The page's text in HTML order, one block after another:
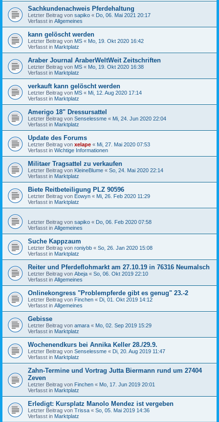
Sachkundenachweis Pferdehaltung
Letzter Beitrag von sapiko « Do, 06. Mai 2021 20:17
Verfasst in Allgemeines
kann gelöscht werden
Letzter Beitrag von MS « Mo, 19. Okt 2020 16:42
Verfasst in Marktplatz
Araber Journal AraberWeltWeit Zeitschriften
Letzter Beitrag von MS « Mo, 19. Okt 2020 16:38
Verfasst in Marktplatz
verkauft kann gelöscht werden
Letzter Beitrag von MS « Mi, 12. Aug 2020 17:14
Verfasst in Marktplatz
Amerigo 18" Dressursattel
Letzter Beitrag von Senselessme « Mi, 24. Jun 2020 22:04
Verfasst in Marktplatz
Update des Forums
Letzter Beitrag von xelape « Mi, 27. Mai 2020 07:53
Verfasst in Wichtige Informationen
Militaer Tragsattel zu verkaufen
Letzter Beitrag von KleineBlume « So, 24. Mai 2020 22:14
Verfasst in Marktplatz
Biete Reitbeteiligung PLZ 90596
Letzter Beitrag von Eowyn « Mi, 26. Feb 2020 11:29
Verfasst in Marktplatz
Letzter Beitrag von sapiko « Do, 06. Feb 2020 07:58
Verfasst in Allgemeines
Suche Kappzaum
Letzter Beitrag von roniybb « So, 26. Jan 2020 15:08
Verfasst in Marktplatz
Reiter und Pferdeflohmarkt am 27.10.19 in 76316 Neumalsch
Letzter Beitrag von Abeja « So, 06. Okt 2019 22:10
Verfasst in Allgemeines
Onlinekongress "Problempferde gibt es genug" 23.-2
Letzter Beitrag von Finchen « Di, 01. Okt 2019 14:12
Verfasst in Allgemeines
Gebisse
Letzter Beitrag von amara « Mo, 02. Sep 2019 15:29
Verfasst in Marktplatz
Wochenendkurs bei Annika Keller 28./29.9.
Letzter Beitrag von Senselessme « Di, 20. Aug 2019 11:47
Verfasst in Marktplatz
Zahn-Termine und Vortrag Jutta Biermann rund um 27404
Zeven
Letzter Beitrag von Finchen « Mo, 17. Jun 2019 20:01
Verfasst in Marktplatz
Erledigt: Kursplatz Manolo Mendez ist vergeben
Letzter Beitrag von Trissa « So, 05. Mai 2019 14:36
Verfasst in Marktplatz